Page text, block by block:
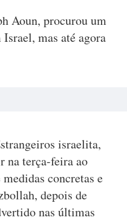
Aoun, procurou um
mas até agora
israelita,
na terça-feira ao
concretas e
depois de
nas últimas